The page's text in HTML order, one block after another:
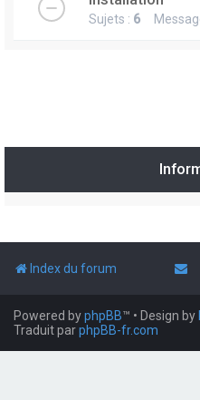
Sujets : 6
Index du forum
Powered byphpBB™ • Design by
Traduit parphpBB-fr.com